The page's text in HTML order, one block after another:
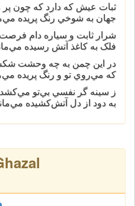
ثبات عيش‌ که دارد که چون
جهان به شوخي رنگ پريده
شرار ثابت و سياره دام
فلک به‌ کاغذ آتش رسيده
در اين چمن به چه وحشت
که مي‌روي تو و رنگ پريده
ز سينه ‌گر نفسي بي‌تو مي‌کشد
به دود از دل آتش‌کشيده